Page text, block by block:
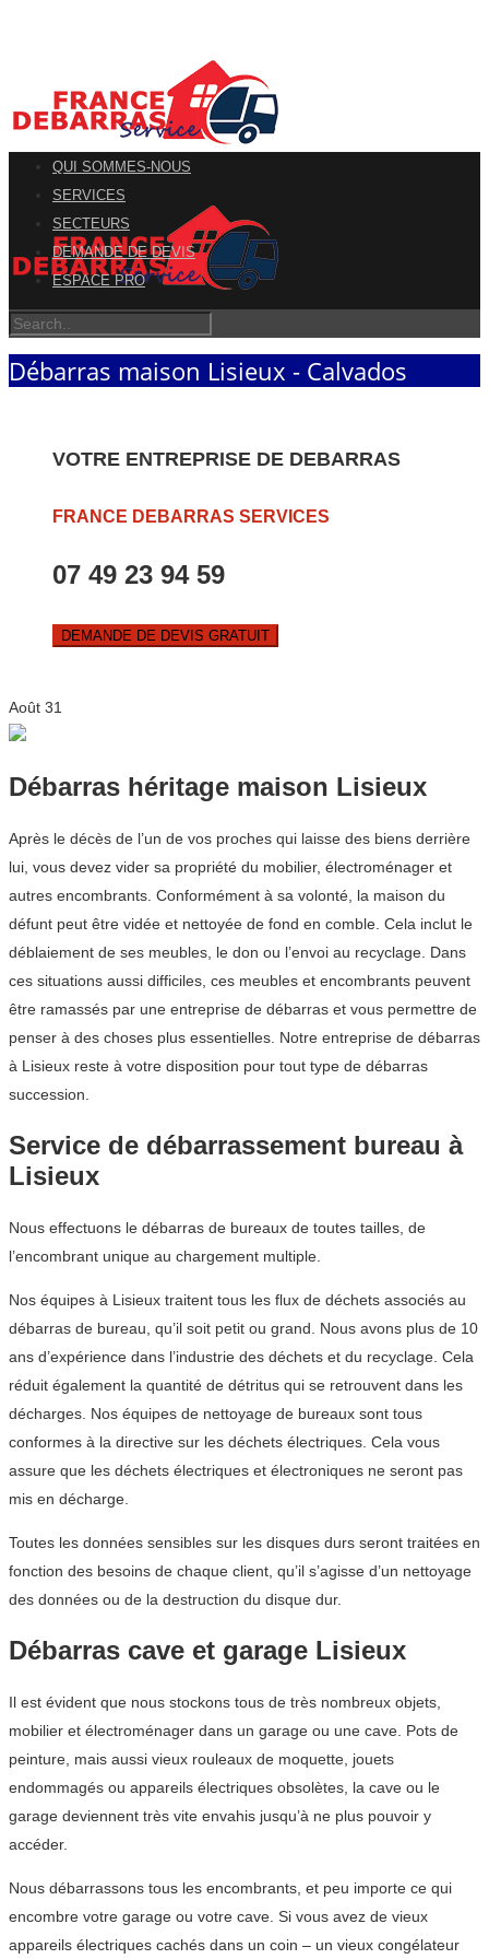
QUI SOMMES-NOUS
SERVICES
SECTEURS
DEMANDE DE DEVIS
ESPACE PRO
Débarras maison Lisieux - Calvados
VOTRE ENTREPRISE DE DEBARRAS
FRANCE DEBARRAS SERVICES
07 49 23 94 59
DEMANDE DE DEVIS GRATUIT
Août 31
Débarras héritage maison Lisieux
Après le décès de l’un de vos proches qui laisse des biens derrière
lui, vous devez vider sa propriété du mobilier, électroménager et
autres encombrants. Conformément à sa volonté, la maison du
défunt peut être vidée et nettoyée de fond en comble. Cela inclut le
déblaiement de ses meubles, le don ou l’envoi au recyclage. Dans
ces situations aussi difficiles, ces meubles et encombrants peuvent
être ramassés par une entreprise de débarras et vous permettre de
penser à des choses plus essentielles. Notre entreprise de débarras
à Lisieux reste à votre disposition pour tout type de débarras
succession.
Service de débarrassement bureau à
Lisieux
Nous effectuons le débarras de bureaux de toutes tailles, de
l’encombrant unique au chargement multiple.
Nos équipes à Lisieux traitent tous les flux de déchets associés au
débarras de bureau, qu’il soit petit ou grand. Nous avons plus de 10
ans d’expérience dans l’industrie des déchets et du recyclage. Cela
réduit également la quantité de détritus qui se retrouvent dans les
décharges. Nos équipes de nettoyage de bureaux sont tous
conformes à la directive sur les déchets électriques. Cela vous
assure que les déchets électriques et électroniques ne seront pas
mis en décharge.
Toutes les données sensibles sur les disques durs seront traitées en
fonction des besoins de chaque client, qu’il s’agisse d’un nettoyage
des données ou de la destruction du disque dur.
Débarras cave et garage Lisieux
Il est évident que nous stockons tous de très nombreux objets,
mobilier et électroménager dans un garage ou une cave. Pots de
peinture, mais aussi vieux rouleaux de moquette, jouets
endommagés ou appareils électriques obsolètes, la cave ou le
garage deviennent très vite envahis jusqu’à ne plus pouvoir y
accéder.
Nous débarrassons tous les encombrants, et peu importe ce qui
encombre votre garage ou votre cave. Si vous avez de vieux
appareils électriques cachés dans un coin – un vieux congélateur